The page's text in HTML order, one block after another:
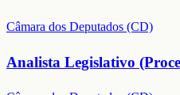
Câmara dos Deputados (CD)
Analista Legislativo